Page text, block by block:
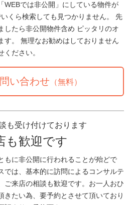
WEBでは非公開」にしている物件が
くら検索しても見つかりません。 先
したら非公開物件含め ピッタリのオ
す。 無理なお勧めはしておりません
ださい。
い合わせ （無料）
も受け付けております
も歓迎です
もに非公開に行われることが殆どで
では、基本的に訪問によるコンサルテ
ご来店の相談も歓迎です。お一人おひ
きたい為、要予約とさせて頂いており